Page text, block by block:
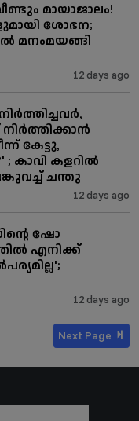
മായാജാലം!
ശോഭന;
മനംമയങ്ങി
12 days ago
കേട്ടു,
കാവി കളറിൽ
പങ്കുവച്ച് ചന്തു
12 days ago
ഷോ
എനിക്ക്
12 days ago
Next Page